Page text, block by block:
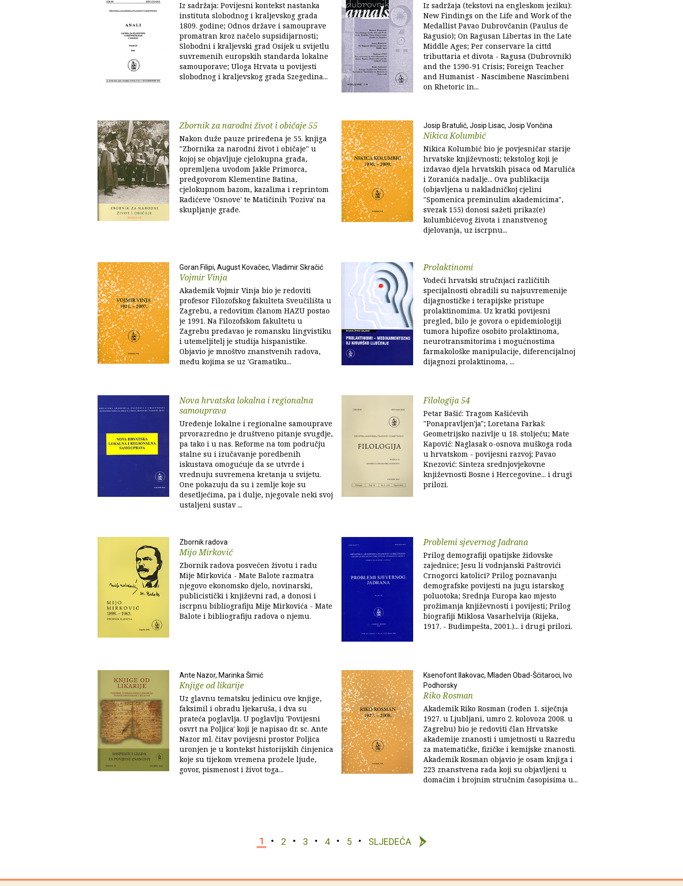
Iz sadržaja: Povijesni kontekst nastanka
instituta slobodnog i kraljevskog grada
1809. godine; Odnos države i samouprave
promatran kroz načelo supsidijarnosti;
Slobodni i kraljevski grad Osijek u svijetlu
suvremenih europskih standarda lokalne
samouporave; Uloga Hrvata u povijesti
slobodnog i kraljevskog grada Szegedina...
Iz sadržaja (tekstovi na engleskom jeziku):
New Findings on the Life and Work of the
Medallist Pavao Dubrovčanin (Paulus de
Ragusio); On Ragusan Libertas in the Late
Middle Ages; Per conservare la cittd
tributtaria et divota - Ragusa (Dubrovnik)
and the 1590-91 Crisis; Foreign Teacher
and Humanist - Nascimbene Nascimbeni
on Rhetoric in...
Zbornik za narodni život i običaje 55
Nakon duže pauze priređena je 55. knjiga
"Zbornika za narodni život i običaje" u
kojoj se objavljuje cjelokupna građa,
opremljena uvodom Jakše Primorca,
predgovorom Klementine Batina,
cjelokupnom bazom, kazalima i reprintom
Radićeve 'Osnove' te Matičinih 'Poziva' na
skupljanje građe.
Josip Bratulić, Josip Lisac, Josip Vončina
Nikica Kolumbić
Nikica Kolumbić bio je povjesničar starije
hrvatske književnosti; tekstolog koji je
izdavao djela hrvatskih pisaca od Marulića
i Zoranića nadalje... Ova publikacija
(objavljena u nakladničkoj cjelini
"Spomenica preminulim akademicima",
svezak 155) donosi sažeti prikaz(e)
kolumbićevog života i znanstvenog
djelovanja, uz iscrpnu...
Goran Filipi, August Kovačec, Vladimir Skračić
Vojmir Vinja
Akademik Vojmir Vinja bio je redoviti
profesor Filozofskog fakulteta Sveučilišta u
Zagrebu, a redovitim članom HAZU postao
je 1991. Na Filozofskom fakultetu u
Zagrebu predavao je romansku lingvistiku
i utemeljitelj je studija hispanistike.
Objavio je mnoštvo znanstvenih radova,
među kojima se uz 'Gramatiku...
Prolaktinomi
Vodeći hrvatski stručnjaci različitih
specijalnosti obradili su najsuvremenije
dijagnostičke i terapijske pristupe
prolaktinomima. Uz kratki povijesni
pregled, bilo je govora o epidemiologiji
tumora hipofize osobito prolaktinoma,
neurotransmitorima i mogućnostima
farmakološke manipulacije, diferencijalnoj
dijagnozi prolaktinoma, ...
Nova hrvatska lokalna i regionalna
samouprava
Uređenje lokalne i regionalne samouprave
prvorazredno je društveno pitanje svugdje,
pa tako i u nas. Reforme na tom području
stalne su i izučavanje poredbenih
iskustava omogućuje da se utvrde i
vrednuju suvremena kretanja u svijetu.
One pokazuju da su i zemlje koje su
desetljećima, pa i dulje, njegovale neki svoj
ustaljeni sustav ...
Filologija 54
Petar Bašić: Tragom Kašićevih
"Ponapravljen'ja"; Loretana Farkaš:
Geometrijsko nazivlje u 18. stoljeću; Mate
Kapović: Naglasak o-osnova muškoga roda
u hrvatskom - povijesni razvoj; Pavao
Knezović: Sinteza srednjovjekovne
književnosti Bosne i Hercegovine... i drugi
prilozi.
Zbornik radova
Mijo Mirković
Zbornik radova posvećen životu i radu
Mije Mirkovića - Mate Balote razmatra
njegovo ekonomsko djelo, novinarski,
publicistički i književni rad, a donosi i
iscrpnu bibliografiju Mije Mirkovića - Mate
Balote i bibliografiju radova o njemu.
Problemi sjevernog Jadrana
Prilog demografiji opatijske židovske
zajednice; Jesu li vodnjanski Paštrovići
Crnogorci katolici? Prilog poznavanju
demografske povijesti na jugu istarskog
poluotoka; Srednja Europa kao mjesto
prožimanja književnosti i povijesti; Prilog
biografiji Miklosa Vasarhelvija (Rijeka,
1917. - Budimpešta, 2001.)... i drugi prilozi.
Ante Nazor, Marinka Šimić
Knjige od likarije
Uz glavnu tematsku jedinicu ove knjige,
faksimil i obradu ljekaruša, i dva su
prateća poglavlja. U poglavlju 'Povijesni
osvrt na Poljica' koji je napisao dr. sc. Ante
Nazor ml. čitav povijesni prostor Poljica
uronjen je u kontekst historijskih činjenica
koje su tijekom vremena prožele ljude,
govor, pismenost i život toga...
Ksenofont Ilakovac, Mladen Obad-Šćitaroci, Ivo
Podhorsky
Riko Rosman
Akademik Riko Rosman (rođen 1. siječnja
1927. u Ljubljani, umro 2. kolovoza 2008. u
Zagrebu) bio je redoviti član Hrvatske
akademije znanosti i umjetnosti u Razredu
za matematičke, fizičke i kemijske znanosti.
Akademik Rosman objavio je osam knjiga i
223 znanstvena rada koji su objavljeni u
domaćim i brojnim stručnim časopisima u...
1 2 3 4 5 SLJEDEĆA